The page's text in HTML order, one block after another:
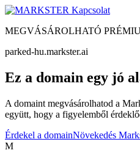
Kapcsolat
MEGVÁSÁROLHATÓ
parked-hu.markster.ai
Ez a domain egy jó
A domaint megvásárolhatod a
együtt, hogy a figyelemből
Érdekel a domainNövekedés
M